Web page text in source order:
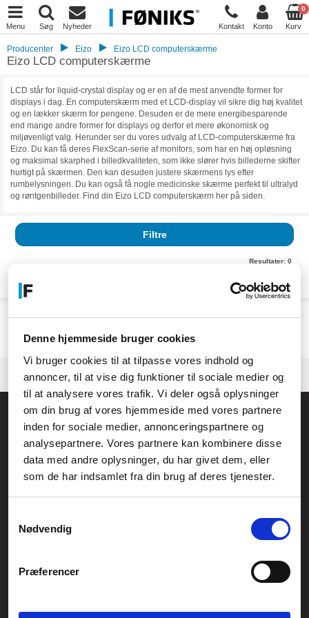
Denne hjemmeside bruger cookies
Vi bruger cookies til at tilpasse vores indhold og
annoncer, til at vise dig funktioner til sociale medier og
til at analysere vores trafik. Vi deler også oplysninger
om din brug af vores hjemmeside med vores partnere
inden for sociale medier, annonceringspartnere og
analysepartnere. Vores partnere kan kombinere disse
data med andre oplysninger, du har givet dem, eller
som de har indsamlet fra din brug af deres tjenester.
Nødvendig
Præferencer
Statistik
Menu Søg Nyheder Kontakt Konto
0
Kurv
Producenter Eizo Eizo LCD computerskærme
Eizo LCD computerskærme
LCD står for liquid-crystal display og er en af de mest anvendte former for
displays i dag. En computerskærm med et LCD-display vil sikre dig høj kvalitet
og en lækker skærm for pengene. Desuden er de mere energibesparende
end mange andre former for displays og derfor et mere økonomisk og
miljøvenligt valg. Herunder ser du vores udvalg af LCD-computerskærme fra
Eizo. Du kan få deres FlexScan-serie af monitors, som har en høj opløsning
og maksimal skarphed i billedkvaliteten, som ikke slører hvis billederne skifter
hurtigt på skærmen. Den kan desuden justere skærmens lys efter
rumbelysningen. Du kan også få nogle medicinske skærme perfekt til ultralyd
og røntgenbilleder. Find din Eizo LCD computerskærm her på siden.
Filtre
Resultater: 0
Kontakt gerne voreskundeservice.
hvis vi skal hjælpe med at finde et
produkt.
Føniks Computer Aarhus
CVR.: 26208637
Anelystparken 33B,8381 Tilst
Generelle henvendelser:
service@fcomputer.dk
Kundecenter Kontakt